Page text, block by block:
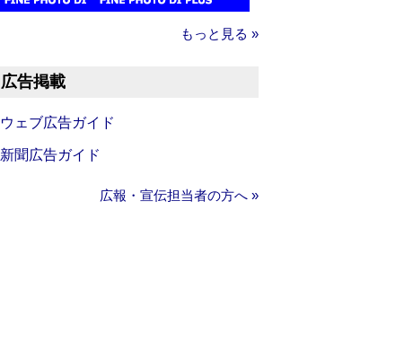
もっと見る »
広告掲載
ウェブ広告ガイド
新聞広告ガイド
広報・宣伝担当者の方へ »